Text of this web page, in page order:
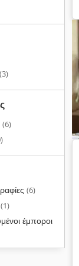
(3)
(6)
(6)
(1)
έμποροι